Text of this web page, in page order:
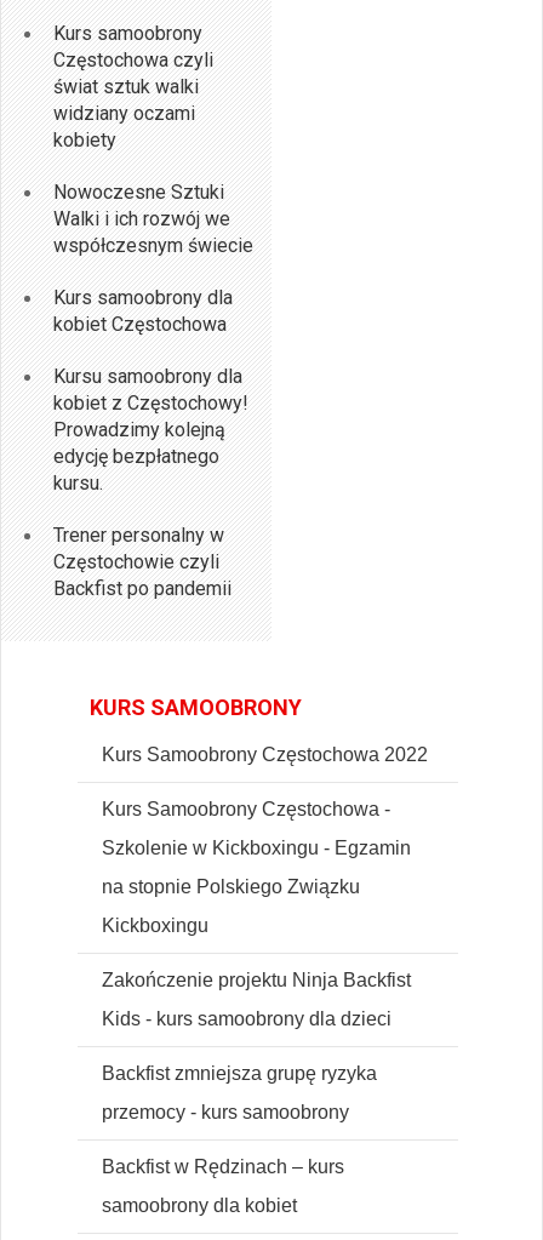
Kurs samoobrony
Częstochowa czyli
świat sztuk walki
widziany oczami
kobiety
Nowoczesne Sztuki
Walki i ich rozwój we
współczesnym świecie
Kurs samoobrony dla
kobiet Częstochowa
Kursu samoobrony dla
kobiet z Częstochowy!
Prowadzimy kolejną
edycję bezpłatnego
kursu.
Trener personalny w
Częstochowie czyli
Backfist po pandemii
KURS SAMOOBRONY
Kurs Samoobrony Częstochowa 2022
Kurs Samoobrony Częstochowa -
Szkolenie w Kickboxingu - Egzamin
na stopnie Polskiego Związku
Kickboxingu
Zakończenie projektu Ninja Backfist
Kids - kurs samoobrony dla dzieci
Backfist zmniejsza grupę ryzyka
przemocy - kurs samoobrony
Backfist w Rędzinach – kurs
samoobrony dla kobiet